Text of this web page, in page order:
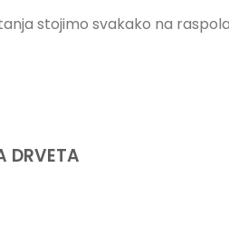
stojimo svakako na
DRVETA